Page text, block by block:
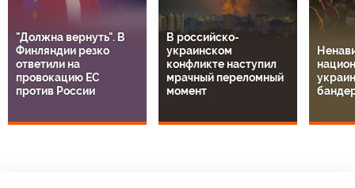
"Должна вернуть". В
Финляндии резко
ответили на
провокацию ЕС
против России
В российско-
украинском
конфликте наступил
мрачный переломный
момент